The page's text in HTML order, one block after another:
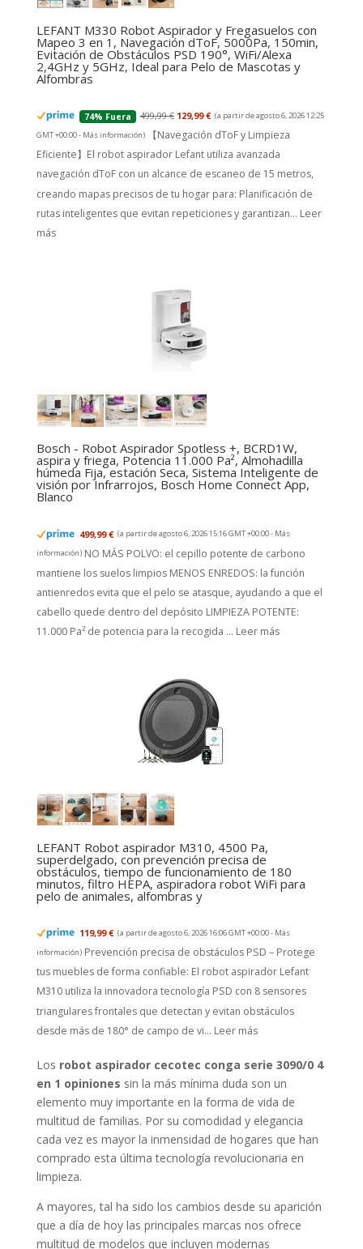
LEFANT M330 Robot Aspirador y Fregasuelos con
Mapeo 3 en 1, Navegación dToF, 5000Pa, 150min,
Evitación de Obstáculos PSD 190°, WiFi/Alexa
2,4GHz y 5GHz, Ideal para Pelo de Mascotas y
Alfombras
74% Fuera 499,99 € 129,99 € (a partir de agosto 6, 2026 12:25
GMT +00:00 - Más información)
【Navegación dToF y Limpieza
Eficiente】El robot aspirador Lefant utiliza avanzada
navegación dToF con un alcance de escaneo de 15 metros,
creando mapas precisos de tu hogar para: Planificación de
rutas inteligentes que evitan repeticiones y garantizan... Leer
más
Bosch - Robot Aspirador Spotless +, BCRD1W,
aspira y friega, Potencia 11.000 Pa², Almohadilla
húmeda Fija, estación Seca, Sistema Inteligente de
visión por Infrarrojos, Bosch Home Connect App,
Blanco
499,99 € (a partir de agosto 6, 2026 15:16 GMT +00:00 - Más
información) NO MÁS POLVO: el cepillo potente de carbono
mantiene los suelos limpios MENOS ENREDOS: la función
antienredos evita que el pelo se atasque, ayudando a que el
cabello quede dentro del depósito LIMPIEZA POTENTE:
11.000 Pa² de potencia para la recogida ... Leer más
LEFANT Robot aspirador M310, 4500 Pa,
superdelgado, con prevención precisa de
obstáculos, tiempo de funcionamiento de 180
minutos, filtro HEPA, aspiradora robot WiFi para
pelo de animales, alfombras y
119,99 € (a partir de agosto 6, 2026 16:06 GMT +00:00 - Más
información) Prevención precisa de obstáculos PSD – Protege
tus muebles de forma confiable: El robot aspirador Lefant
M310 utiliza la innovadora tecnología PSD con 8 sensores
triangulares frontales que detectan y evitan obstáculos
desde más de 180° de campo de vi... Leer más
Los robot aspirador cecotec conga serie 3090/0 4
en 1 opiniones sin la más mínima duda son un
elemento muy importante en la forma de vida de
multitud de familias. Por su comodidad y elegancia
cada vez es mayor la inmensidad de hogares que han
comprado esta última tecnología revolucionaria en
limpieza.
A mayores, tal ha sido los cambios desde su aparición
que a día de hoy las principales marcas nos ofrece
multitud de modelos que incluyen modernas